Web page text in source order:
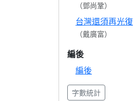
（鄧尚鞏）
台灣還須再光復
（戴廣富）
編後
編後
字數統計